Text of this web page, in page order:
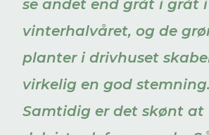
se andet end gråt i gråt i
vinterhalvåret, og de
planter i drivhuset
virkelig en god stemning.
Samtidig er det skønt